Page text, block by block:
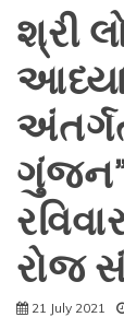
શ્રી
ગુંજન”
રોજ
21 July 2021